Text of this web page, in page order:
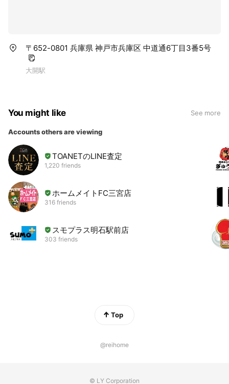
〒652-0801 兵庫県 神戸市兵庫区 中道通6丁目3番5号
大開駅
You might like See more
Accounts others are viewing
TOANETのLINE査定
1,220 friends
ホームメイトFC三宮店
316 friends
スモプラス明石駅前店
303 friends
Top
@reihome
© LY Corporation